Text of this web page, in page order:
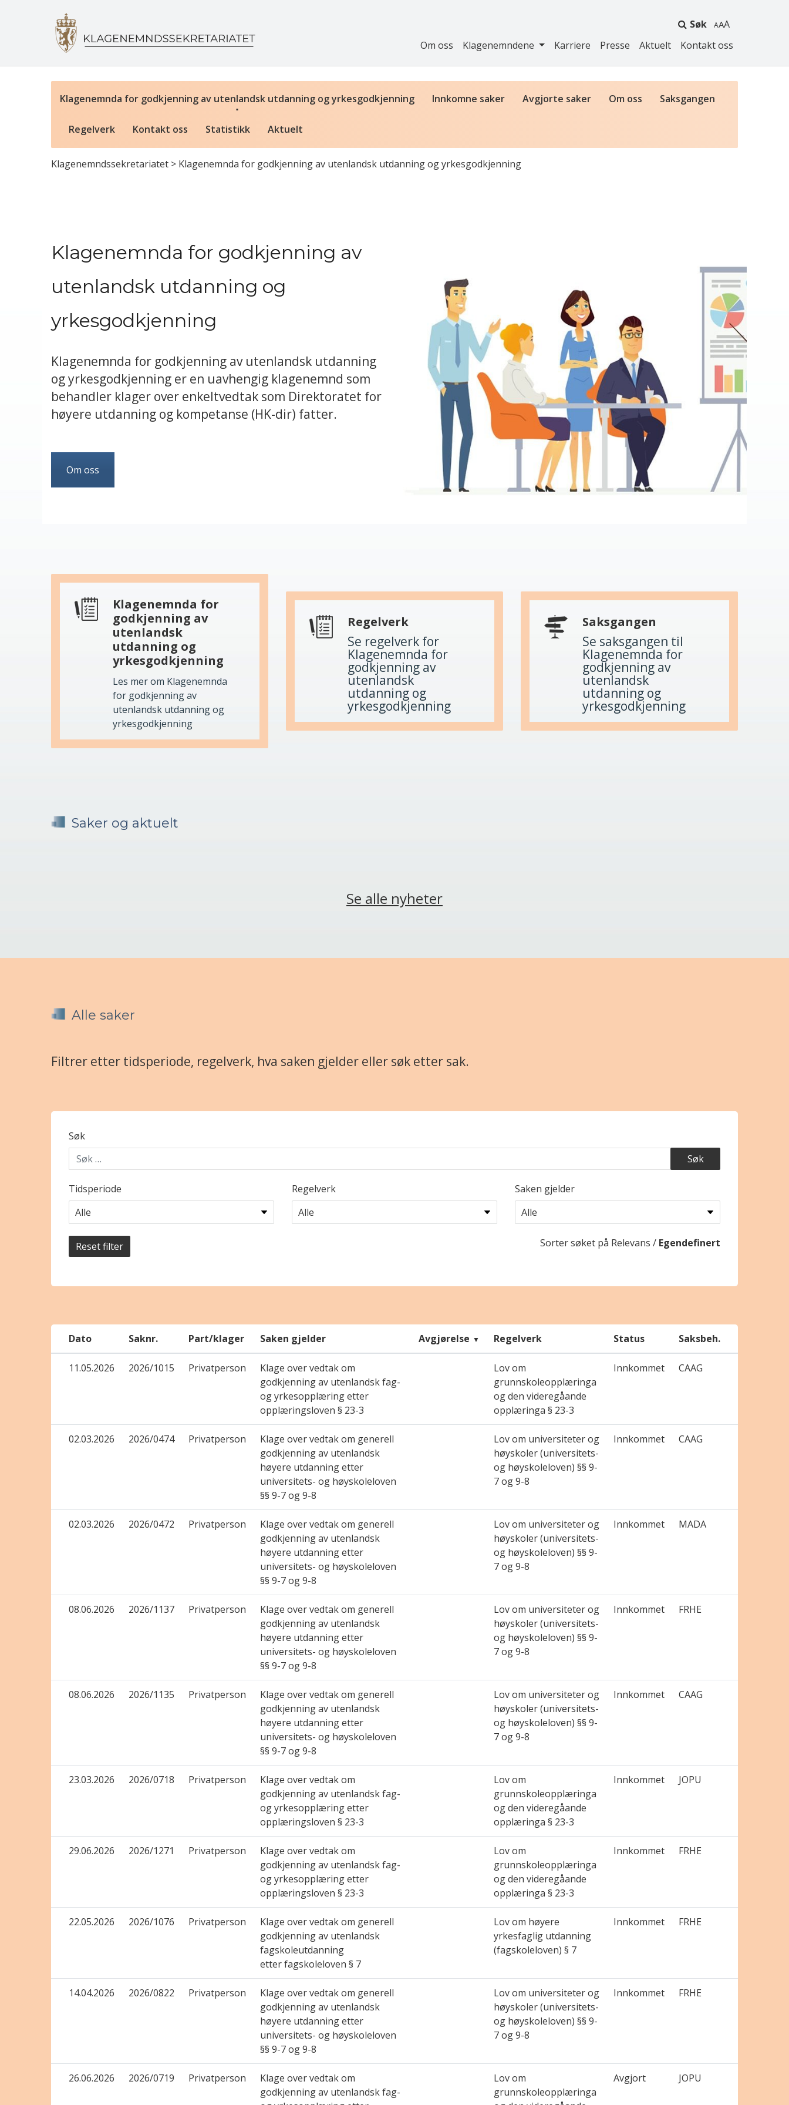
Søk A
Om oss Klagenemndene Karriere Presse Aktuelt Kontakt oss
Klagenemnda for godkjenning av utenlandsk utdanning og yrkesgodkjenning Innkomne saker Avgjorte saker Om oss Saksgangen
Regelverk Kontakt oss Statistikk Aktuelt
Klagenemndssekretariatet > Klagenemnda for godkjenning av utenlandsk utdanning og yrkesgodkjenning
Klagenemnda for godkjenning av
utenlandsk utdanning og
yrkesgodkjenning
Klagenemnda for godkjenning av utenlandsk utdanning
og yrkesgodkjenning er en uavhengig klagenemnd som
behandler klager over enkeltvedtak som Direktoratet for
høyere utdanning og kompetanse (HK-dir) fatter.
Om oss
Klagenemnda for
godkjenning av
utenlandsk
utdanning og
yrkesgodkjenning
Les mer om Klagenemnda
for godkjenning av
utenlandsk utdanning og
yrkesgodkjenning
Regelverk
Se regelverk for
Klagenemnda for
godkjenning av
utenlandsk
utdanning og
yrkesgodkjenning
Saksgangen
Se saksgangen til
Klagenemnda for
godkjenning av
utenlandsk
utdanning og
yrkesgodkjenning
Saker og aktuelt
Se alle nyheter
Alle saker
Filtrer etter tidsperiode, regelverk, hva saken gjelder eller søk etter sak.
Søk
Tidsperiode Regelverk Saken gjelder
Reset filter Sorter søket på Relevans / Egendefinert
Dato Saknr. Part/klager Saken gjelder Avgjørelse Regelverk Status Saksbeh.
11.05.2026 2026/1015 Privatperson
Klage over vedtak om
godkjenning av utenlandsk fag-
og yrkesopplæring etter
opplæringsloven § 23-3
Lov om
grunnskoleopplæringa
og den videregåande
opplæringa § 23-3
Innkommet CAAG
02.03.2026 2026/0474 Privatperson
Klage over vedtak om generell
godkjenning av utenlandsk
høyere utdanning etter
universitets- og høyskoleloven
§§ 9-7 og 9-8
Lov om universiteter og
høyskoler (universitets-
og høyskoleloven) §§ 9-
7 og 9-8
Innkommet CAAG
02.03.2026 2026/0472 Privatperson
Klage over vedtak om generell
godkjenning av utenlandsk
høyere utdanning etter
universitets- og høyskoleloven
§§ 9-7 og 9-8
Lov om universiteter og
høyskoler (universitets-
og høyskoleloven) §§ 9-
7 og 9-8
Innkommet MADA
08.06.2026 2026/1137 Privatperson
Klage over vedtak om generell
godkjenning av utenlandsk
høyere utdanning etter
universitets- og høyskoleloven
§§ 9-7 og 9-8
Lov om universiteter og
høyskoler (universitets-
og høyskoleloven) §§ 9-
7 og 9-8
Innkommet FRHE
08.06.2026 2026/1135 Privatperson
Klage over vedtak om generell
godkjenning av utenlandsk
høyere utdanning etter
universitets- og høyskoleloven
§§ 9-7 og 9-8
Lov om universiteter og
høyskoler (universitets-
og høyskoleloven) §§ 9-
7 og 9-8
Innkommet CAAG
23.03.2026 2026/0718 Privatperson
Klage over vedtak om
godkjenning av utenlandsk fag-
og yrkesopplæring etter
opplæringsloven § 23-3
Lov om
grunnskoleopplæringa
og den videregåande
opplæringa § 23-3
Innkommet JOPU
29.06.2026 2026/1271 Privatperson
Klage over vedtak om
godkjenning av utenlandsk fag-
og yrkesopplæring etter
opplæringsloven § 23-3
Lov om
grunnskoleopplæringa
og den videregåande
opplæringa § 23-3
Innkommet FRHE
22.05.2026 2026/1076 Privatperson
Klage over vedtak om generell
godkjenning av utenlandsk
fagskoleutdanning
etter fagskoleloven § 7
Lov om høyere
yrkesfaglig utdanning
(fagskoleloven) § 7
Innkommet FRHE
14.04.2026 2026/0822 Privatperson
Klage over vedtak om generell
godkjenning av utenlandsk
høyere utdanning etter
universitets- og høyskoleloven
§§ 9-7 og 9-8
Lov om universiteter og
høyskoler (universitets-
og høyskoleloven) §§ 9-
7 og 9-8
Innkommet FRHE
26.06.2026 2026/0719 Privatperson
Klage over vedtak om
godkjenning av utenlandsk fag-
Lov om
grunnskoleopplæringa
Avgjort JOPU